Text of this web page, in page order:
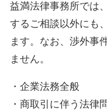
益満法律事務所では
するご相談以外にも
ます。なお、渉外事
ません。
・企業法務全般
・商取引に伴う法律